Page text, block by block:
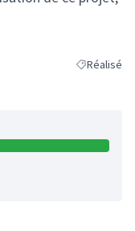
Filtrer les
Réalisé